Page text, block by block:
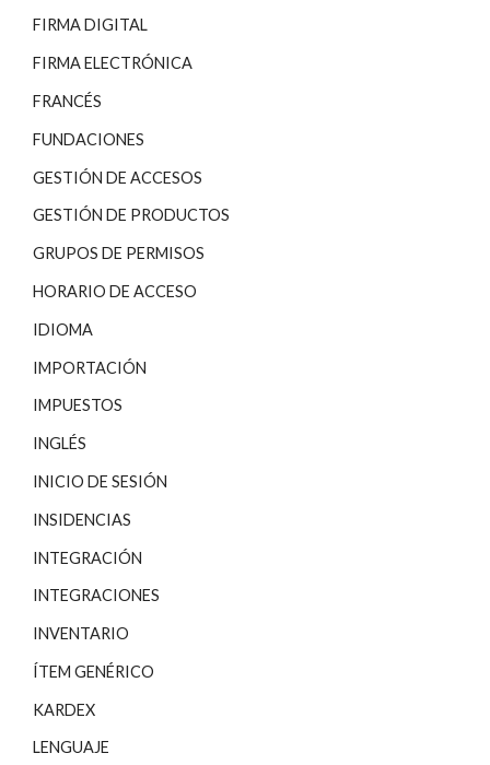
FIRMA DIGITAL
FIRMA ELECTRÓNICA
FRANCÉS
FUNDACIONES
GESTIÓN DE ACCESOS
GESTIÓN DE PRODUCTOS
GRUPOS DE PERMISOS
HORARIO DE ACCESO
IDIOMA
IMPORTACIÓN
IMPUESTOS
INGLÉS
INICIO DE SESIÓN
INSIDENCIAS
INTEGRACIÓN
INTEGRACIONES
INVENTARIO
ÍTEM GENÉRICO
KARDEX
LENGUAJE